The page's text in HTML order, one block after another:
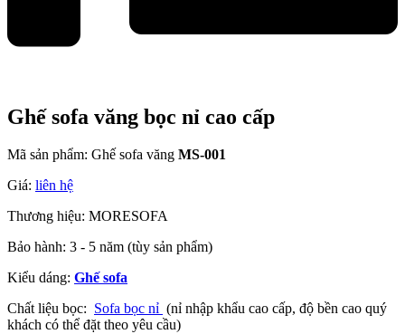
Ghế sofa văng bọc nỉ cao cấp
Mã sản phẩm: Ghế sofa văng MS-001
Giá: liên hệ
Thương hiệu: MORESOFA
Bảo hành: 3 - 5 năm (tùy sản phẩm)
Kiểu dáng: Ghế sofa
Chất liệu bọc: Sofa bọc nỉ (nỉ nhập khẩu cao cấp, độ bền cao quý
khách có thể đặt theo yêu cầu)